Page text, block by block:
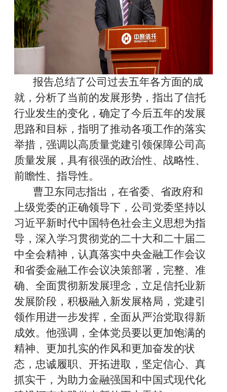
报告总结了公司过去五年各方面的成
就，分析了当前的发展形势，指出了信托
行业发生的变化，确定了今后五年的发展
思路和目标，指明了推动各项工作的落实
举措，强调以高质量党建引领保障公司高
质量发展，具有很强的政治性、战略性、
前瞻性、指导性。
曹卫东同志指出，在省委、省政府和
上级党委的正确领导下，公司党委坚持以
习近平新时代中国特色社会主义思想为指
导，深入学习贯彻党的二十大和二十届二
中全会精神，认真落实中央金融工作会议
和省委金融工作会议决策部署，完整、准
确、全面贯彻新发展理念，立足信托业新
发展阶段，积极融入新发展格局，党建引
领作用进一步发挥，全面从严治党取得新
成效。他强调，全体党员要以更加饱满的
精神、更加扎实的作风和更加奋发的状
态，忠诚履职、开拓进取，坚定信心、真
抓实干，为助力金融强国和中国式现代化